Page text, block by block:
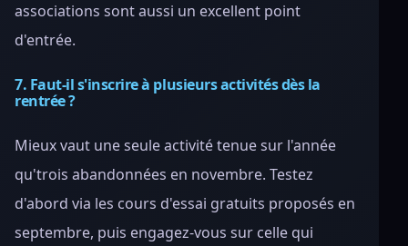
associations sont aussi un excellent point
d'entrée.
7. Faut-il s'inscrire à plusieurs activités dès la
rentrée ?
Mieux vaut une seule activité tenue sur l'année
qu'trois abandonnées en novembre. Testez
d'abord via les cours d'essai gratuits proposés en
septembre, puis engagez-vous sur celle qui